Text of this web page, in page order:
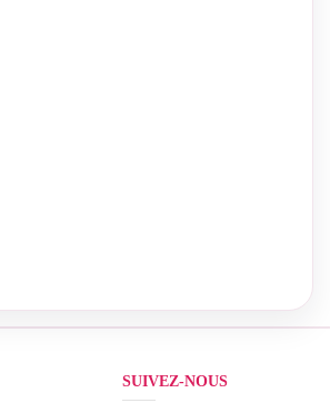
SUIVEZ-NOUS